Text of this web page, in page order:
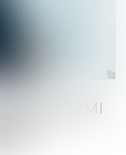
PARMI
: